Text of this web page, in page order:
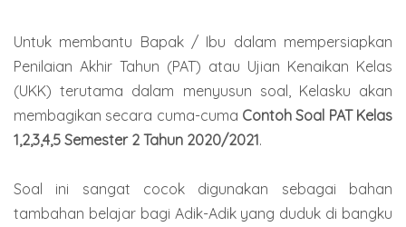
Untuk membantu Bapak / Ibu dalam mempersiapkan
Penilaian Akhir Tahun (PAT) atau Ujian Kenaikan Kelas
(UKK) terutama dalam menyusun soal, Kelasku akan
membagikan secara cuma-cuma Contoh Soal PAT Kelas
1,2,3,4,5 Semester 2 Tahun 2020/2021.
Soal ini sangat cocok digunakan sebagai bahan
tambahan belajar bagi Adik-Adik yang duduk di bangku